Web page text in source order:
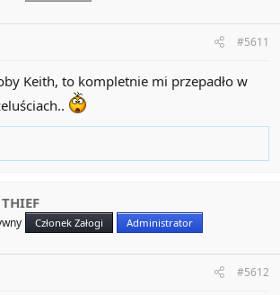
#5611
Keith, to kompletnie mi przepadło w
Członek Załogi Administrator
#5612